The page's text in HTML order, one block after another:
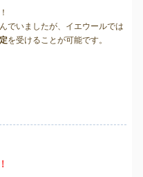
でいましたが、イエウールでは
を受けることが可能です。